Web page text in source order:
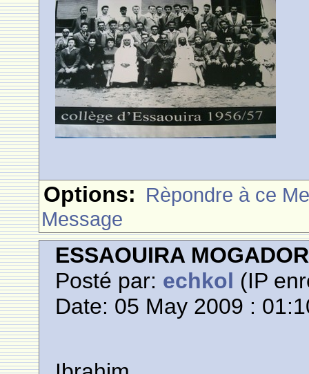
Options: Rèpondre à ce
Message
ESSAOUIRA MOGADOR
Posté par: echkol (IP
Date: 05 May 2009 :